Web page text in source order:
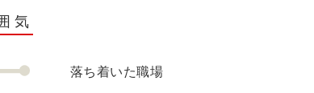
気
落ち着いた職場